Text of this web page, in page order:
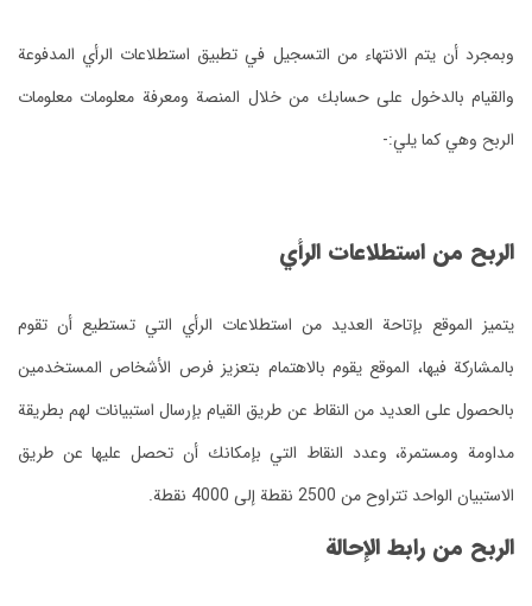
استطلاعات الرأي المدفوعة
ومعرفة معلومات معلومات
الرأي التي تستطيع أن تقوم
بتعزيز فرص الأشخاص المستخدمين
بإرسال استبيانات لهم بطريقة
أن تحصل عليها عن طريق